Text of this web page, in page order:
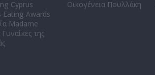
Cyprus
Eating Awards
Madame
της
Οικογένεια Πουλλάκη